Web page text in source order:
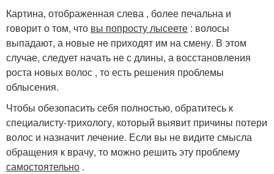
Картина, отображенная слева , более печальна и
говорит о том, что вы попросту лысеете : волосы
выпадают, а новые не приходят им на смену. В этом
случае, следует начать не с длины, а восстановления
роста новых волос , то есть решения проблемы
облысения.
Чтобы обезопасить себя полностью, обратитесь к
специалисту-трихологу, который выявит причины потери
волос и назначит лечение. Если вы не видите смысла
обращения к врачу, то можно решить эту проблему
самостоятельно .